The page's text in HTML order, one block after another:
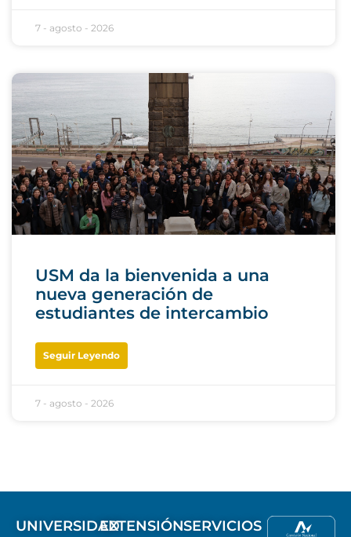
7 - agosto - 2026
USM da la bienvenida a una
nueva generación de
estudiantes de intercambio
Seguir Leyendo
7 - agosto - 2026
UNIVERSIDADEXTENSIÓNSERVICIOS